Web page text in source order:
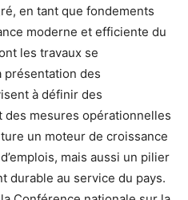
en tant que fondements
moderne et efficiente du
les travaux se
présentation des
à définir des
mesures opérationnelles
un moteur de croissance
mais aussi un pilier
durable au service du pays.